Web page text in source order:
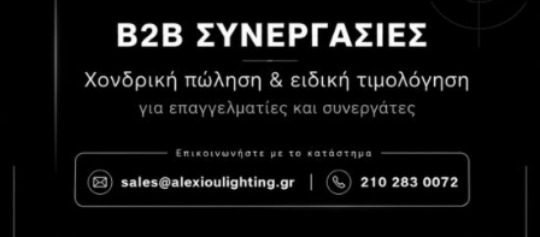
Κατάστημα Χαλάνδρι:Σαρανταπόρου 55, 15232, Χαλάνδρι
sales@alexioulighting.gr
210 283 0072
6983123181